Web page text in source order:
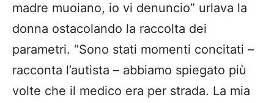
madre muoiano, io vi denuncio” urlava la
donna ostacolando la raccolta dei
parametri. “Sono stati momenti concitati –
racconta l’autista – abbiamo spiegato più
volte che il medico era per strada. La mia